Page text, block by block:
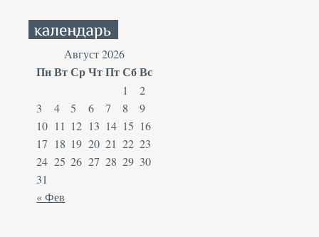
Август 2026
ПнВтСрЧтПтСбВс
« Фев
1
2
3
4 5 6 7 8
9
10 11 12 13 14 15 16
17 18 19 20 21 22 23
24 25 26 27 28 29 30
31